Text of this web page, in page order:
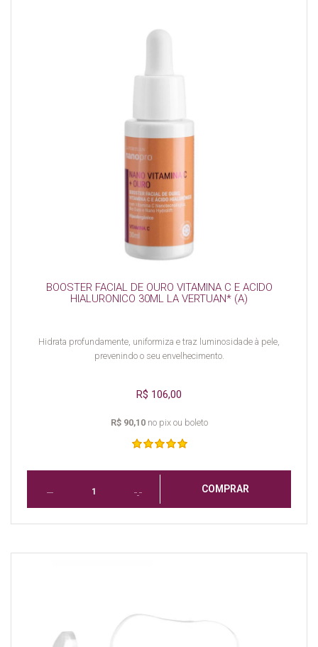
BOOSTER FACIAL DE OURO VITAMINA C E ACIDO
HIALURONICO 30ML LA VERTUAN* (A)
Hidrata profundamente, uniformiza e traz luminosidade à pele,
prevenindo o seu envelhecimento.
R$ 106,00
R$ 90,10no pix ou boleto
COMPRAR